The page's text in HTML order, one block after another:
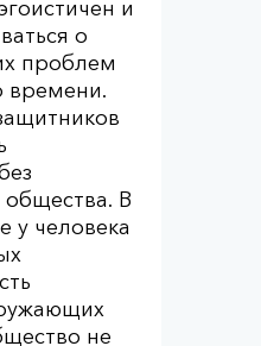
и
о
проблем
времени.
общества. В
у человека
не